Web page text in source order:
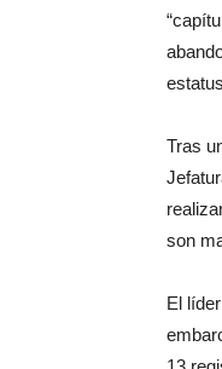
Tras
son
El